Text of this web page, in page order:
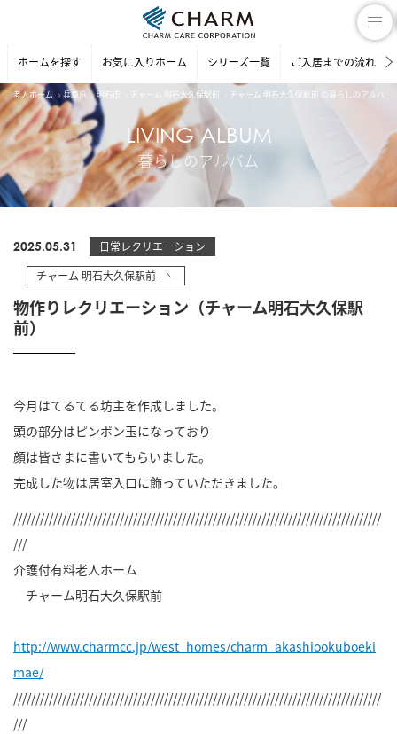
ホームを探す お気に入りホーム シリーズ一覧 ご入居までの流れ
老人ホーム 兵庫県 明石市 チャーム 明石大久保駅前 チャーム 明石大久保駅前 の暮らしのアルバム
LIVING ALBUM
暮らしのアルバム
2025.05.31
日常レクリエ―ション
チャーム 明石大久保駅前
物作りレクリエーション（チャーム明石大久保駅
前）
今月はてるてる坊主を作成しました。
頭の部分はピンポン玉になっており
顔は皆さまに書いてもらいました。
完成した物は居室入口に飾っていただきました。
///////////////////////////////////////////////////////////////////////////////////
///
介護付有料老人ホーム
チャーム明石大久保駅前
http://www.charmcc.jp/west_homes/charm_akashiookuboeki
mae/
///////////////////////////////////////////////////////////////////////////////////
///